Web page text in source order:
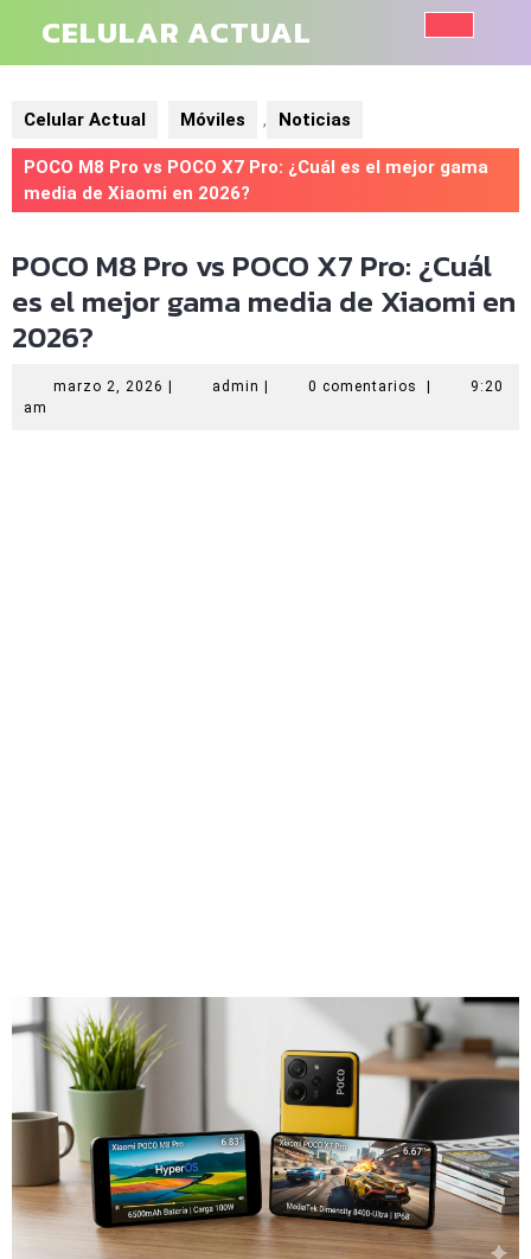
contenido
CELULAR ACTUAL
Celular Actual Móviles , Noticias
POCO M8 Pro vs POCO X7 Pro: ¿Cuál es el mejor gama
media de Xiaomi en 2026?
POCO M8 Pro vs POCO X7 Pro: ¿Cuál
es el mejor gama media de Xiaomi en
2026?
marzo 2, 2026 marzo
admin admin 0 comentarios
9:20
am